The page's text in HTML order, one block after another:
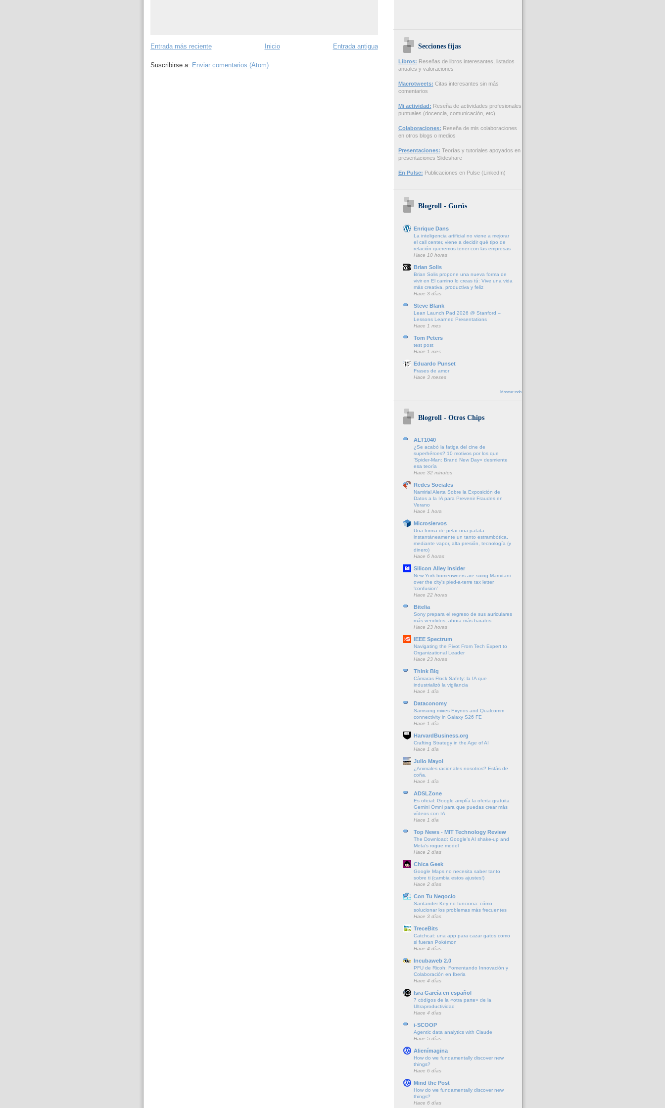
Entrada más reciente Entrada antigua
Inicio
Suscribirse a: Enviar comentarios (Atom)
Secciones fijas
Libros: Reseñas de libros interesantes, listados
anuales y valoraciones
Macrotweets: Citas interesantes sin más
comentarios
Mi actividad: Reseña de actividades profesionales
puntuales (docencia, comunicación, etc)
Colaboraciones: Reseña de mis colaboraciones
en otros blogs o medios
Presentaciones: Teorías y tutoriales apoyados en
presentaciones Slideshare
En Pulse: Publicaciones en Pulse (LinkedIn)
Blogroll - Gurús
Enrique Dans
La inteligencia artificial no viene a mejorar
el call center, viene a decidir qué tipo de
relación queremos tener con las empresas
Hace 10 horas
Brian Solis
Brian Solis propone una nueva forma de
vivir en El camino lo creas tú: Vive una vida
más creativa, productiva y feliz
Hace 3 días
Steve Blank
Lean Launch Pad 2026 @ Stanford –
Lessons Learned Presentations
Hace 1 mes
Tom Peters
test post
Hace 1 mes
Eduardo Punset
Frases de amor
Hace 3 meses
Mostrar todo
Blogroll - Otros Chips
ALT1040
¿Se acabó la fatiga del cine de
superhéroes? 10 motivos por los que
‘Spider-Man: Brand New Day» desmiente
esa teoría
Hace 32 minutos
Redes Sociales
Namirial Alerta Sobre la Exposición de
Datos a la IA para Prevenir Fraudes en
Verano
Hace 1 hora
Microsiervos
Una forma de pelar una patata
instantáneamente un tanto estrambótica,
mediante vapor, alta presión, tecnología (y
dinero)
Hace 6 horas
Silicon Alley Insider
New York homeowners are suing Mamdani
over the city's pied-a-terre tax letter
'confusion'
Hace 22 horas
Bitelia
Sony prepara el regreso de sus auriculares
más vendidos, ahora más baratos
Hace 23 horas
IEEE Spectrum
Navigating the Pivot From Tech Expert to
Organizational Leader
Hace 23 horas
Think Big
Cámaras Flock Safety: la IA que
industrializó la vigilancia
Hace 1 día
Dataconomy
Samsung mixes Exynos and Qualcomm
connectivity in Galaxy S26 FE
Hace 1 día
HarvardBusiness.org
Crafting Strategy in the Age of AI
Hace 1 día
Julio Mayol
¿Animales racionales nosotros? Estás de
coña.
Hace 1 día
ADSLZone
Es oficial: Google amplía la oferta gratuita
Gemini Omni para que puedas crear más
vídeos con IA
Hace 1 día
Top News - MIT Technology Review
The Download: Google’s AI shake-up and
Meta’s rogue model
Hace 2 días
Chica Geek
Google Maps no necesita saber tanto
sobre ti (cambia estos ajustes!)
Hace 2 días
Con Tu Negocio
Santander Key no funciona: cómo
solucionar los problemas más frecuentes
Hace 3 días
TreceBits
Catchcat: una app para cazar gatos como
si fueran Pokémon
Hace 4 días
Incubaweb 2.0
PFU de Ricoh: Fomentando Innovación y
Colaboración en Iberia
Hace 4 días
Isra García en español
7 códigos de la «otra parte» de la
Ultraproductividad
Hace 4 días
i-SCOOP
Agentic data analytics with Claude
Hace 5 días
Alienímagina
How do we fundamentally discover new
things?
Hace 6 días
Mind the Post
How do we fundamentally discover new
things?
Hace 6 días